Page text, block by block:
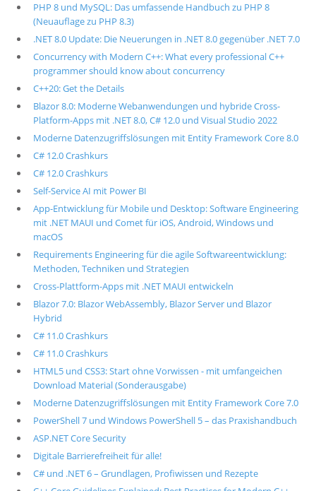
PHP 8 und MySQL: Das umfassende Handbuch zu PHP 8
(Neuauflage zu PHP 8.3)
.NET 8.0 Update: Die Neuerungen in .NET 8.0 gegenüber .NET 7.0
Concurrency with Modern C++: What every professional C++
programmer should know about concurrency
C++20: Get the Details
Blazor 8.0: Moderne Webanwendungen und hybride Cross-
Platform-Apps mit .NET 8.0, C# 12.0 und Visual Studio 2022
Moderne Datenzugriffslösungen mit Entity Framework Core 8.0
C# 12.0 Crashkurs
C# 12.0 Crashkurs
Self-Service AI mit Power BI
App-Entwicklung für Mobile und Desktop: Software Engineering
mit .NET MAUI und Comet für iOS, Android, Windows und
macOS
Requirements Engineering für die agile Softwareentwicklung:
Methoden, Techniken und Strategien
Cross-Plattform-Apps mit .NET MAUI entwickeln
Blazor 7.0: Blazor WebAssembly, Blazor Server und Blazor
Hybrid
C# 11.0 Crashkurs
C# 11.0 Crashkurs
HTML5 und CSS3: Start ohne Vorwissen - mit umfangeichen
Download Material (Sonderausgabe)
Moderne Datenzugriffslösungen mit Entity Framework Core 7.0
PowerShell 7 und Windows PowerShell 5 – das Praxishandbuch
ASP.NET Core Security
Digitale Barrierefreiheit für alle!
C# und .NET 6 – Grundlagen, Profiwissen und Rezepte